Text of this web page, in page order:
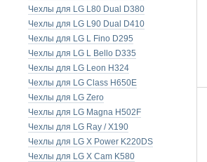
Чехлы для LG L80 Dual D380
Чехлы для LG L90 Dual D410
Чехлы для LG L Fino D295
Чехлы для LG L Bello D335
Чехлы для LG Leon H324
Чехлы для LG Class H650E
Чехлы для LG Zero
Чехлы для LG Magna H502F
Чехлы для LG Ray / X190
Чехлы для LG X Power K220DS
Чехлы для LG X Cam K580